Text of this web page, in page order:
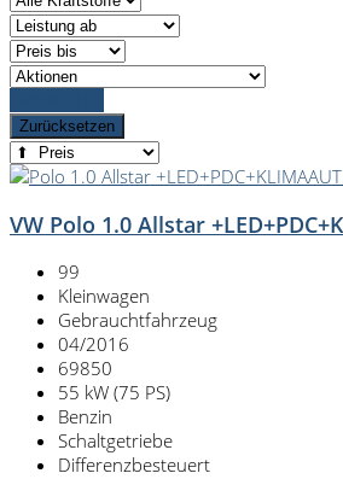
Zurücksetzen
VW Polo 1.0 Allstar
99
Kleinwagen
Gebrauchtfahrzeug
04/2016
69850
55 kW (75 PS)
Benzin
Schaltgetriebe
Differenzbesteuert